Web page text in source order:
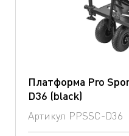
Платформа Pro
D36 (blaсk)
Артикул PPSSC-D36